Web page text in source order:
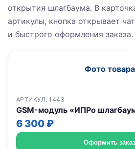
открытия шлагбаума. В
артикулы, кнопка открывает
и быстрого оформления заказа.
Фото товара
АРТИКУЛ: 1443
GSM-модуль «ИПРо
6 300 ₽
Оформить заказ